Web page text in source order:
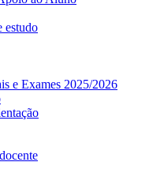
estudo
e Exames 2025/2026